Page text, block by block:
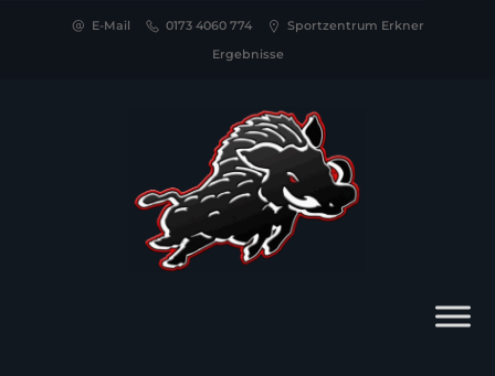
E-Mail 0173 4060 774
Sportzentrum Erkner
Ergebnisse